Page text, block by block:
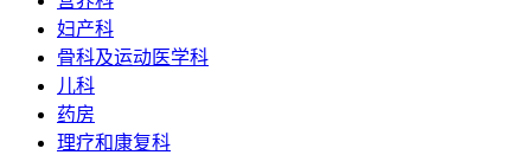
妇产科
骨科及运动医学科
儿科
药房
理疗和康复科